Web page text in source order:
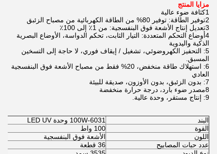
مزايا المنتج
1كثافة ضوء عالية
2توفير الطاقة: توفير 80% من الطاقة الكهربائية من مصباح الزئبق
3تعديل إنتاج الأشعة فوق البنفسجية: من 1٪ إلى 100٪
4أوضاع التحكم المتعددة: التيار الثابت، تحكم الدواسة، الأوضاع البصرية
الذكية واليدوية
5: التحفيز الكهروضوئي، تشغيل / إيقاف فوري، لا حاجة إلى التسخين
المسبق.
6: استهلاك طاقة منخفض، 20% فقط من مصباح الأشعة فوق البنفسجية
العادي
7: بدون الزئبق، بدون الأوزون، صديقة للبيئة
8مصدر ضوء بارد، درجة حرارة منخفضة
9: إنتاج مستقر، وحدة عالية.
البند
100W-6031 وحدة LED UV
القوة
100 واط
اللون
الأشعة فوق البنفسجية
عدد حبات المصابيح
36 قطعة